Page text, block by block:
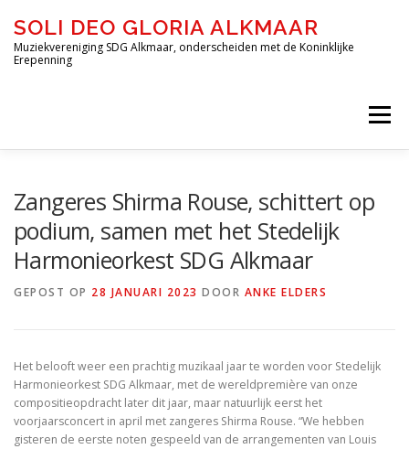
naar
inhoud
SOLI DEO GLORIA ALKMAAR
Muziekvereniging SDG Alkmaar, onderscheiden met de Koninklijke
Erepenning
Menu
JEUGD-OPLEIDING DE BLAZERIJ
FORMULIEREN CONTACT
Zangeres Shirma Rouse, schittert op
podium, samen met het Stedelijk
Harmonieorkest SDG Alkmaar
GEPOST OP 28 JANUARI 2023 DOOR ANKE ELDERS
Het belooft weer een prachtig muzikaal jaar te worden voor Stedelijk
Harmonieorkest SDG Alkmaar, met de wereldpremière van onze
compositieopdracht later dit jaar, maar natuurlijk eerst het
voorjaarsconcert in april met zangeres Shirma Rouse. “We hebben
gisteren de eerste noten gespeeld van de arrangementen van Louis